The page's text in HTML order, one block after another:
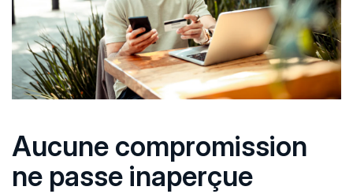
Aucune compromission
ne passe inaperçue